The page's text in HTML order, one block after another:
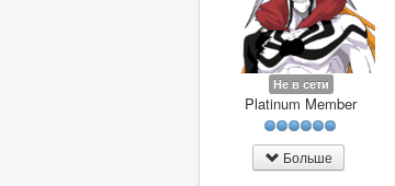
Не в сети
Platinum Member
Больше